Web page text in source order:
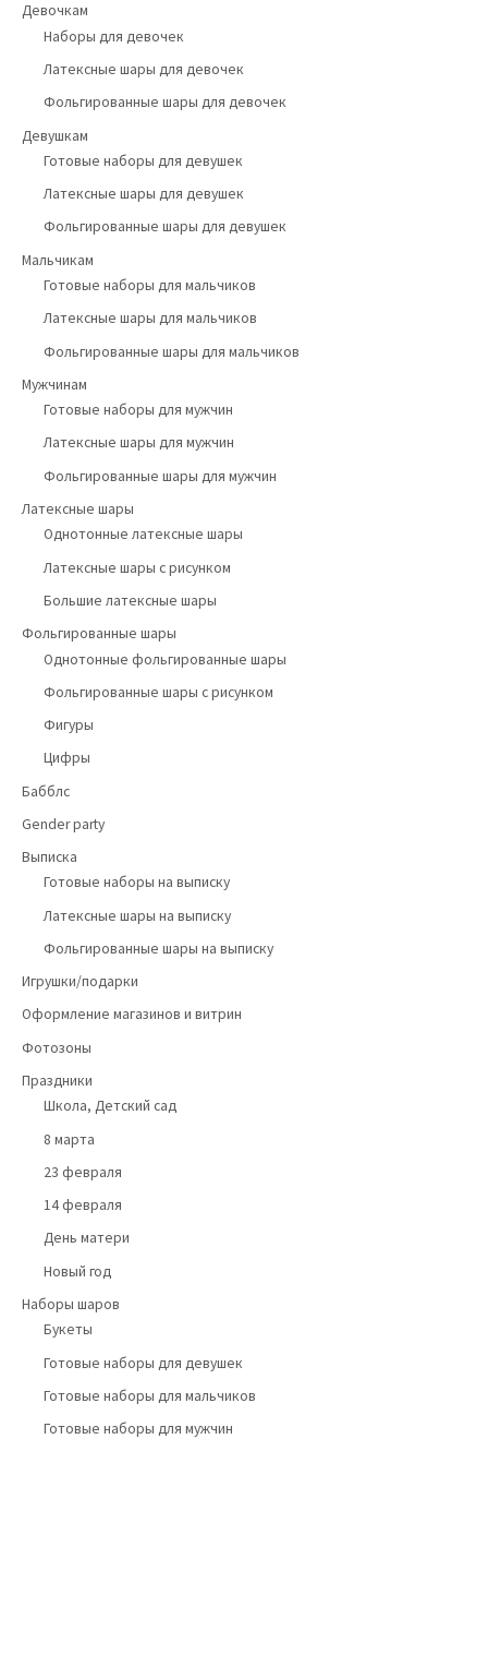
Девочкам
Наборы для девочек
Латексные шары для девочек
Фольгированные шары для девочек
Девушкам
Готовые наборы для девушек
Латексные шары для девушек
Фольгированные шары для девушек
Мальчикам
Готовые наборы для мальчиков
Латексные шары для мальчиков
Фольгированные шары для мальчиков
Мужчинам
Готовые наборы для мужчин
Латексные шары для мужчин
Фольгированные шары для мужчин
Латексные шары
Однотонные латексные шары
Латексные шары с рисунком
Большие латексные шары
Фольгированные шары
Однотонные фольгированные шары
Фольгированные шары с рисунком
Фигуры
Цифры
Бабблс
Gender party
Выписка
Готовые наборы на выписку
Латексные шары на выписку
Фольгированные шары на выписку
Игрушки/подарки
Оформление магазинов и витрин
Фотозоны
Праздники
Школа, Детский сад
8 марта
23 февраля
14 февраля
День матери
Новый год
Наборы шаров
Букеты
Готовые наборы для девушек
Готовые наборы для мальчиков
Готовые наборы для мужчин